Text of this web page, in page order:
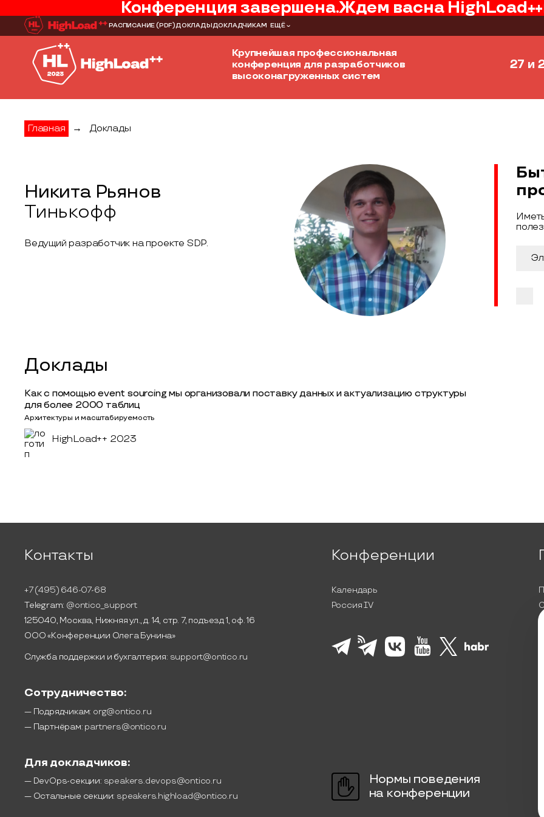
Конференция завершена.Ждем васна HighLoad++
РАСПИСАНИЕ(PDF)ДОКЛАДЫ ДОКЛАДЧИКАМ ЕЩЁ
Крупнейшая профессиональная
конференция для разработчиков
высоконагруженных систем
27 и
Главная → Доклады
Никита Рьянов
Тинькофф
Ведущий разработчик на проекте SDP.
Доклады
Как с помощью event sourcing мы организовали поставку данных и актуализацию структуры
для более 2000 таблиц
Архитектуры и масштабируемость
HighLoad++ 2023
Контакты
+7 (495) 646-07-68
Telegram: @ontico_support
125040, Москва, Нижняя ул., д. 14, стр. 7, подъезд 1, оф. 16
ООО «Конференции Олега Бунина»
Служба поддержки и бухгалтерия: support@ontico.ru
Сотрудничество:
— Подрядчикам: org@ontico.ru
— Партнёрам: partners@ontico.ru
Для докладчиков:
— DevOps-секции: speakers.devops@ontico.ru
— Остальные секции: speakers.highload@ontico.ru
Конференции
Календарь
Россия IV
Нормы поведения
на конференции